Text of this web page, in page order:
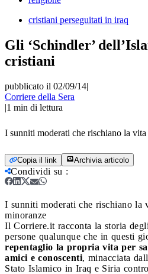
cristiani perseguitati in iraq
Gli ‘Schindler’
cristiani
pubblicato il 02/09/14|
Corriere della Sera
|1 min di lettura
I sunniti moderati che rischiano la
Copia il link Archivia articolo
Condividi su :
I sunniti moderati che rischiano la
minoranze
Il Corriere.it racconta la storia degli
persone qualunque che in questi
repentaglio la propria vita per
amici e conoscenti, minacciata
Stato Islamico in Iraq e Siria